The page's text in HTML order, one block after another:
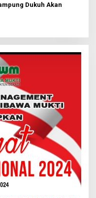
Dukuh Akan